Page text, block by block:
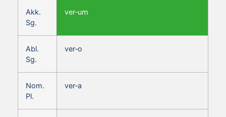
Akk.
Sg.
ver‑um
Abl.
Sg.
ver‑o
Nom.
Pl.
ver‑a